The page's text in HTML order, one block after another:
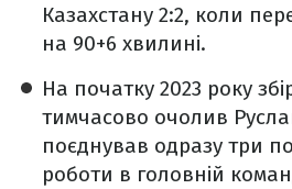
Казахстану 2:2, коли
на 90+6 хвилині.
На початку 2023 року
тимчасово очолив
поєднував одразу три
роботи в головній